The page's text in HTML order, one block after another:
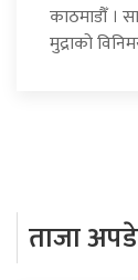
काठमाडौँ ।
मुद्राको
ताजा